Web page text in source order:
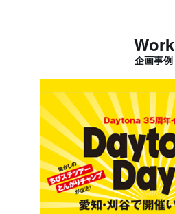
Work
企画事例